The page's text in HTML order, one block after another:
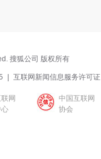
搜狐公司 版权所有
互联网新闻信息服务许可证
网
中国互联网
协会